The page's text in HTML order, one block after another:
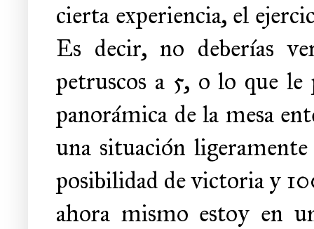
cierta experiencia, el
Es decir, no deberías
petruscos a 5, o lo que le
panorámica de la mesa
una situación
posibilidad de victoria y
ahora mismo estoy en